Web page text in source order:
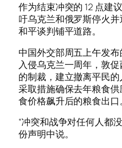
作为结束冲突的 12 点建
吁乌克兰和俄罗斯停火
和平谈判铺平道路。
中国外交部周五上午发
入侵乌克兰一周年，敦
的制裁，建立撤离平民
采取措施确保去年粮食
食价格飙升后的粮食出口。
“冲突和战争对任何人都
份声明中说。